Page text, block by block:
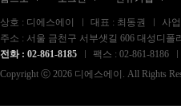
상호 : 디에스에이 대표 : 최동권
사
주소 : 서울 금천구 서부샛길 606 대성디폴
전화 : 02-861-8185
팩스 : 02-861-8186
Copyright ⓒ 2026 디에스에이. All Rights